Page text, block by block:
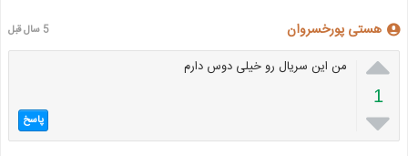
هستی پورخسروان 5 سال قبل

1

من این سریال رو خیلی دوس دارم
پاسخ